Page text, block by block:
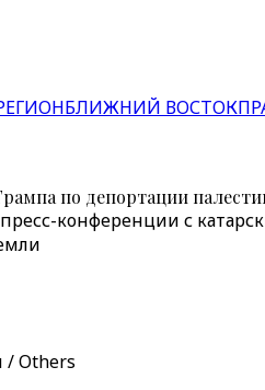
БЛИЖНИЙ ВОСТОК
по депортации
конференции с
Others